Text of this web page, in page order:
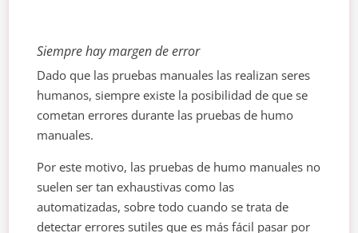
Siempre hay margen de error
Dado que las pruebas manuales las realizan seres
humanos, siempre existe la posibilidad de que se
cometan errores durante las pruebas de humo
manuales.
Por este motivo, las pruebas de humo manuales no
suelen ser tan exhaustivas como las
automatizadas, sobre todo cuando se trata de
detectar errores sutiles que es más fácil pasar por